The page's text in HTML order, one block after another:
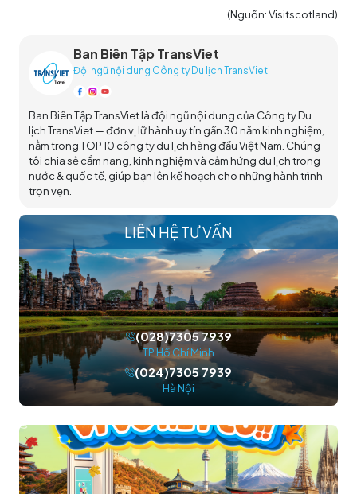
(Nguồn: Visitscotland)
Ban Biên Tập TransViet
Đội ngũ nội dung Công ty Du lịch TransViet
Ban Biên Tập TransViet là đội ngũ nội dung của Công ty Du
lịch TransViet — đơn vị lữ hành uy tín gần 30 năm kinh nghiệm,
nằm trong TOP 10 công ty du lịch hàng đầu Việt Nam. Chúng
tôi chia sẻ cẩm nang, kinh nghiệm và cảm hứng du lịch trong
nước & quốc tế, giúp bạn lên kế hoạch cho những hành trình
trọn vẹn.
LIÊN HỆ TƯ VẤN
(028)7305 7939
TP.Hồ Chí Minh
(024)7305 7939
Hà Nội